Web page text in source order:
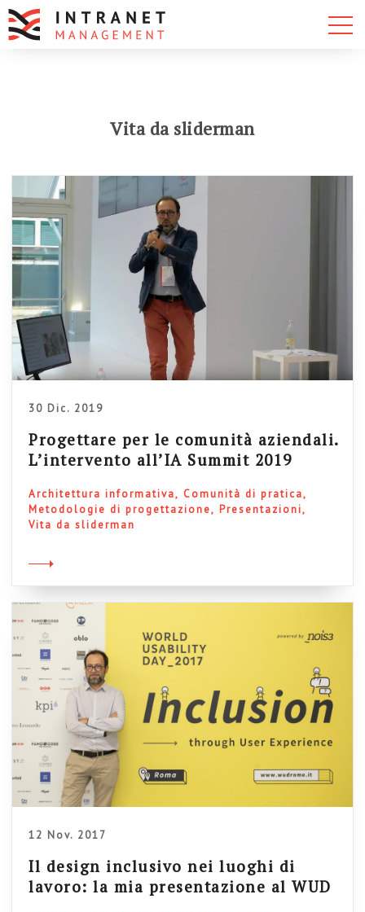
Vita da sliderman
30 Dic. 2019
Progettare per le comunità aziendali.
L’intervento all’IA Summit 2019
Architettura informativa
Comunità di pratica
Metodologie di progettazione
Presentazioni
Vita da sliderman
12 Nov. 2017
Il design inclusivo nei luoghi di
lavoro: la mia presentazione al WUD